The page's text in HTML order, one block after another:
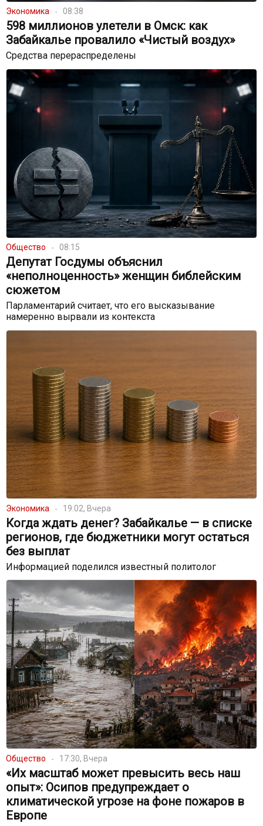
Экономика 08:38
598 миллионов улетели в Омск: как
Забайкалье провалило «Чистый воздух»
Средства перераспределены
Общество 08:15
Депутат Госдумы объяснил
«неполноценность» женщин библейским
сюжетом
Парламентарий считает, что его высказывание
намеренно вырвали из контекста
Экономика 19:02, Вчера
Когда ждать денег? Забайкалье — в списке
регионов, где бюджетники могут остаться
без выплат
Информацией поделился известный политолог
Общество 17:30, Вчера
«Их масштаб может превысить весь наш
опыт»: Осипов предупреждает о
климатической угрозе на фоне пожаров в
Европе